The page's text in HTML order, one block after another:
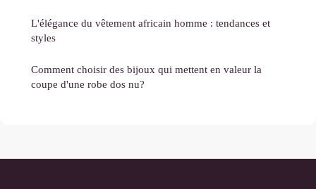
L'élégance du vêtement africain homme : tendances et
styles
Comment choisir des bijoux qui mettent en valeur la
coupe d'une robe dos nu?